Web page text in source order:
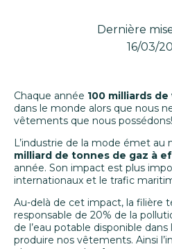
Dernière
16/03/
Chaque année 100 milliards
dans le monde alors que nous
vêtements que nous possédons!
L’industrie de la mode émet au
milliard de tonnes de gaz à
année. Son impact est plus
internationaux et le trafic
Au-delà de cet impact, la filière
responsable de 20% de la
de l’eau potable disponible
produire nos vêtements. Ainsi